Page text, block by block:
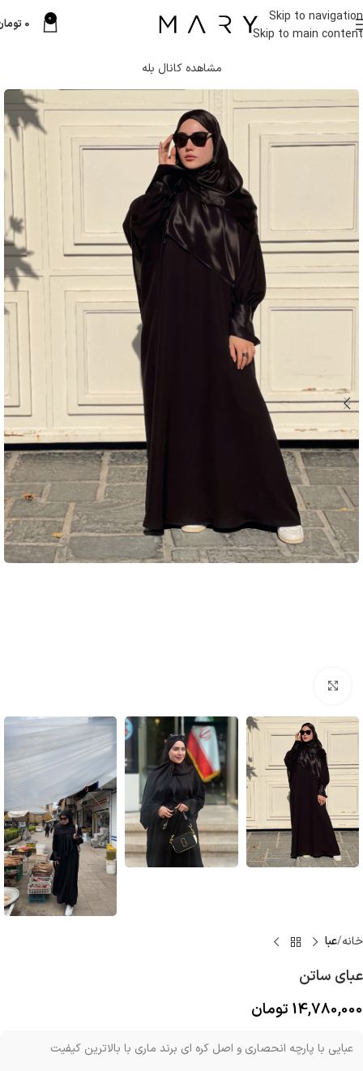
Skip to navigation
Skip to main content
0
0
مشاهده کانال بله
خانه عبا
عبای ساتن
14,780,000 تومان
عبایی با پارچه انحصاری و اصل کره ای برند ماری با بالاترین کیفیت